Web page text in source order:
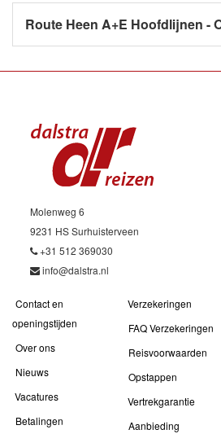
Route Heen A+E Hoofdlijnen -
Molenweg 6
9231 HS Surhuisterveen
+31 512 369030
info@dalstra.nl
Contact en
openingstijden
Over ons
Nieuws
Vacatures
Betalingen
Verzekeringen
FAQ Verzekeringen
Reisvoorwaarden
Opstappen
Vertrekgarantie
Aanbieding